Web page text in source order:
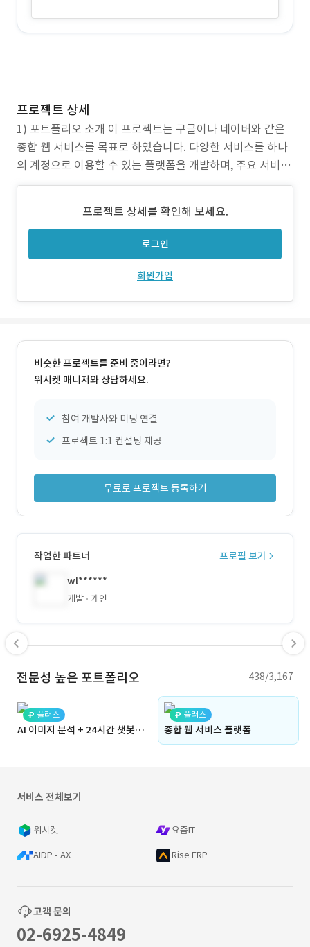
프로젝트 상세
1) 포트폴리오 소개 이 프로젝트는 구글이나 네이버와 같은
종합 웹 서비스를 목표로 하였습니다. 다양한 서비스를 하나
의 계정으로 이용할 수 있는 플랫폼을 개발하며, 주요 서비스
로 클라우드 스토리지, 캘린더, 개인 블로그, 포럼, 실시간 채
스를 손쉽게 이용할 수 있는 경험을 제공받을 수 있습니다. 서
비스 카테고리: 종합 웹 서비스 (Cloud St
프로젝트 상세를 확인해 보세요.
로그인
회원가입
비슷한 프로젝트를 준비 중이라면?
위시켓 매니저와 상담하세요.
참여 개발사와 미팅 연결
프로젝트 1:1 컨설팅 제공
무료로 프로젝트 등록하기
작업한 파트너
프로필 보기
wl******
개발 개인
전문성 높은 포트폴리오 438/3,167
플러스
AI 이미지 분석 + 24시간 챗봇으로 만든 영유아 건강관리 앱
플러스
종합 웹 서비스 플랫폼
서비스 전체보기
위시켓 요즘IT
AIDP - AX Rise ERP
고객 문의
02-6925-4849